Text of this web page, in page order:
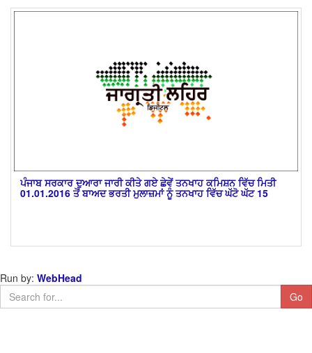
ਪੰਜਾਬ ਸਰਕਾਰ ਦੁਆਰਾ ਜਾਰੀ ਕੀਤੇ ਗਏ ਛੇਵੇਂ ਤਨਖਾਹ ਕਮਿਸ਼ਨ ਵਿੱਚ ਮਿਤੀ
01.01.2016 ਤੋਂ ਬਾਅਦ ਭਰਤੀ ਮੁਲਾਜ਼ਮਾਂ ਨੂੰ ਤਨਖਾਹ ਵਿੱਚ ਘੱਟੋ ਘੱਟ 15
Run by: WebHead